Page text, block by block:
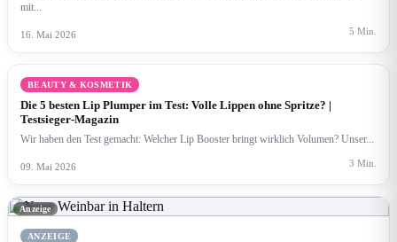
mit...
16. Mai 2026 5 Min.
BEAUTY & KOSMETIK
Die 5 besten Lip Plumper im Test: Volle Lippen ohne Spritze? |
Testsieger-Magazin
Wir haben den Test gemacht: Welcher Lip Booster bringt wirklich Volumen? Unser...
09. Mai 2026 3 Min.
Anzeige
ANZEIGE